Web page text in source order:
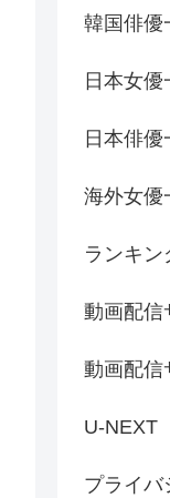
韓国俳優
日本女優
日本俳優
海外女優
ランキン
動画配信
動画配信
U-NEXT
プライバ